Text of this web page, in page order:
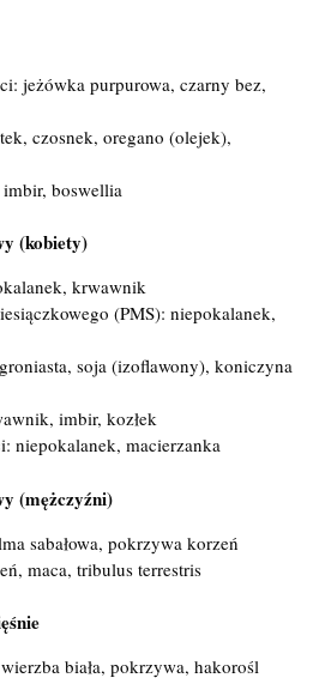
jeżówka purpurowa, czarny bez,
czosnek, oregano (olejek),
boswellia
(kobiety)
krwawnik
(PMS): niepokalanek,
soja (izoflawony), koniczyna
imbir, kozłek
niepokalanek, macierzanka
(mężczyźni)
sabałowa, pokrzywa korzeń
maca, tribulus terrestris
biała, pokrzywa, hakorośl